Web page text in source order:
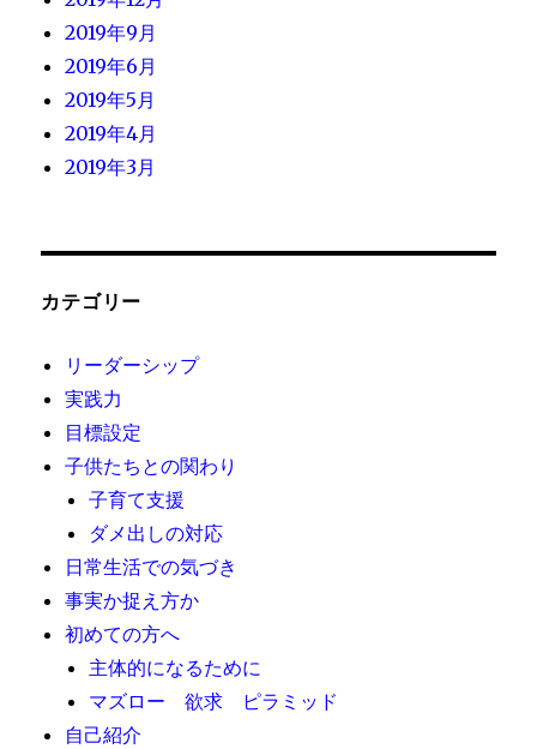
2019年9月
2019年6月
2019年5月
2019年4月
2019年3月
カテゴリー
リーダーシップ
実践力
目標設定
子供たちとの関わり
子育て支援
ダメ出しの対応
日常生活での気づき
事実か捉え方か
初めての方へ
主体的になるために
マズロー 欲求 ピラミッド
自己紹介